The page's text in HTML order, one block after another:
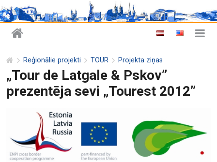
Reģionālie projekti TOUR Projekta ziņas
„Tour de Latgale & Pskov”
prezentēja sevi „Tourest 2012”